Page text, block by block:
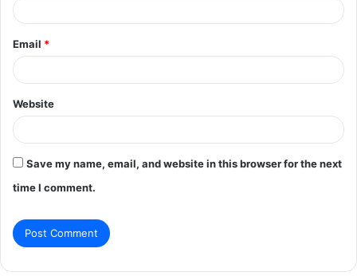
Email *
Website
Save my name, email, and website in this browser for the next
time I comment.